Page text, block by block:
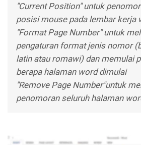
"Current Position" untuk
posisi mouse pada lembar kerja
"Format Page Number" untuk
pengaturan format jenis nomor
latin atau romawi) dan memulai
berapa halaman word dimulai
"Remove Page Number"untuk
penomoran seluruh halaman